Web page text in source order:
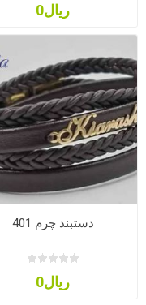
ریال0
دستبند چرم 401
ریال0